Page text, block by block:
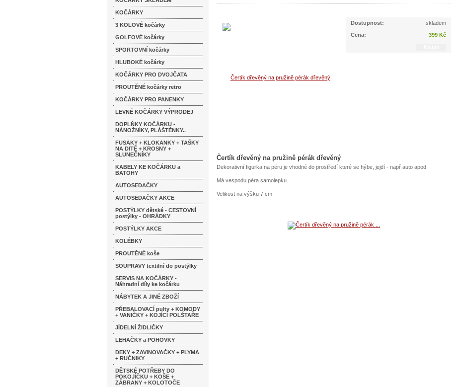
KOČÁRKY
3 KOLOVÉ kočárky
GOLFOVÉ kočárky
SPORTOVNÍ kočárky
HLUBOKÉ kočárky
KOČÁRKY PRO DVOJČATA
PROUTĚNÉ kočárky retro
KOČÁRKY PRO PANENKY
LEVNÉ KOČÁRKY VÝPRODEJ
DOPLŇKY KOČÁRKU -
NÁNOŽNÍKY, PLÁŠTĚNKY..
FUSAKY + KLOKANKY + TAŠKY
NA DITĚ + KROSNY +
SLUNEČNÍKY
KABELY KE KOČÁRKU a
BATOHY
AUTOSEDAČKY
AUTOSEDAČKY AKCE
POSTÝLKY dětské - CESTOVNÍ
postýlky - OHRÁDKY
POSTÝLKY AKCE
KOLÉBKY
PROUTĚNÉ koše
SOUPRAVY textilní do postýlky
SERVIS NA KOČÁRKY -
Náhradní díly ke kočárku
NÁBYTEK A JINÉ ZBOŽÍ
PŘEBALOVACÍ pulty + KOMODY
+ VANIČKY + KOJÍCÍ POLŠTAŘE
JÍDELNÍ ŽIDLIČKY
LEHAČKY a POHOVKY
DEKY + ZAVINOVAČKY + PLYMA
+ RUČNIKY
DĚTSKÉ POTŘEBY DO
POKOJÍČKU + KOŠE +
ZÁBRANY + KOLOTOČE
Dostupnost:
skladem
Cena:
399 Kč
Čertík dřevěný na pružině pérák dřevěný
Dekorativní figurka na péru je vhodné do prostředí které se hýbe, jejdí - např auto apod.
Má vespodu péra samolepku
Velikost na výšku 7 cm